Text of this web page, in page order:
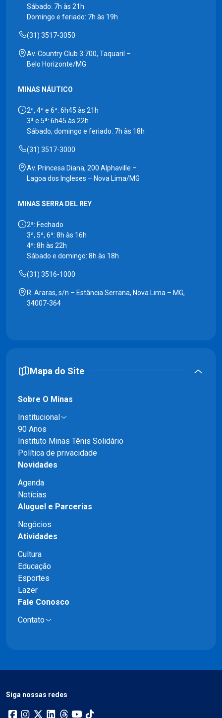
Sábado: 7h às 21h
Domingo e feriado: 7h às 19h
(31) 3517-3050
Av. Country Club 3.700, Taquaril –
Belo Horizonte/MG
MINAS NÁUTICO
2ª, 4ª e 6ª: 6h45 às 21h
3ª e 5ª: 6h45 às 22h
Sábado, domingo e feriado: 7h às 18h
(31) 3517-3000
Av. Princesa Diana, 200 Alphaville –
Lagoa dos Ingleses – Nova Lima/MG
MINAS SERRA DEL REY
2ª: Fechado
3ª, 5ª, 6ª: 8h às 16h
4ª: 8h às 22h
Sábado e domingo: 8h às 18h
(31) 3516-1000
R. Araras, s/n – Estância Serrana, Nova Lima – MG,
34007-364
Mapa do Site
Sobre O Minas
Institucional
90 Anos
Instituto Minas Tênis Solidário
Política de privacidade
Novidades
Agenda
Notícias
Aluguel e Parcerias
Negócios
Atividades
Cultura
Educação
Esportes
Lazer
Fale Conosco
Contato
Siga nossas redes